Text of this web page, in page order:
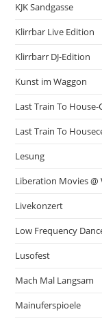
KJK Sandgasse
Klirrbar Live Edition
Klirrbarr DJ-Edition
Kunst im Waggon
Last Train To House-
Last Train To
Lesung
Liberation Movies @
Livekonzert
Low Frequency
Lusofest
Mach Mal Langsam
Mainuferspioele